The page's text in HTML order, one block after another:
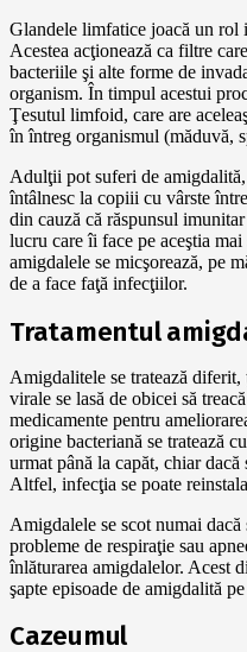
Glandele limfatice joacă un rol
Acestea acţionează ca filtre
bacteriile şi alte forme de
organism. În timpul acestui
Ţesutul limfoid, care are
în întreg organismul (măduvă,
Adulţii pot suferi de
întâlnesc la copiii cu vârste
din cauză că răspunsul
lucru care îi face pe aceştia
amigdalele se micşorează, pe
de a face faţă infecţiilor.
Tratamentul
Amigdalitele se tratează
virale se lasă de obicei să
medicamente pentru
origine bacteriană se tratează
urmat până la capăt, chiar
Altfel, infecţia se poate
Amigdalele se scot numai dacă
probleme de respiraţie sau
înlăturarea amigdalelor. Acest
şapte episoade de amigdalită
Cazeumul